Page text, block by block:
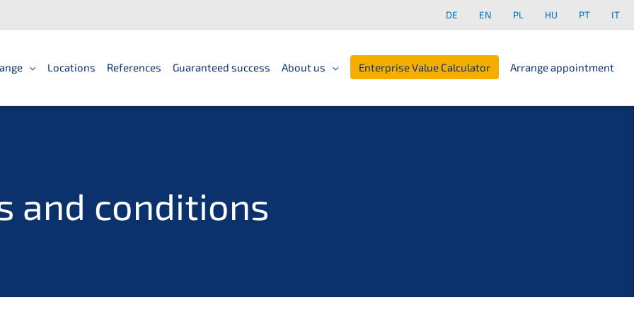
DE EN PL HU PT IT
Locations References Guaranteed success About us Enterprise Value Calculator Arrange appointment
and conditions